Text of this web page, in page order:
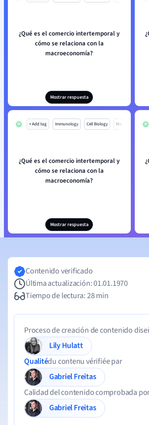
¿Qué es el comercio intertemporal y
cómo se relaciona con la
macroeconomía?
Mostrar respuesta
+ Add tag Immunology Cell Biology Mo
¿Qué es el comercio intertemporal y
cómo se relaciona con la
macroeconomía?
Mostrar respuesta
Contenido verificado
Última actualización: 01.01.1970
Tiempo de lectura: 28 min
Proceso de creación de contenido
Lily Hulatt
Qualitédu contenu vérifiée par
Gabriel Freitas
Calidad del contenido comprobada
Gabriel Freitas